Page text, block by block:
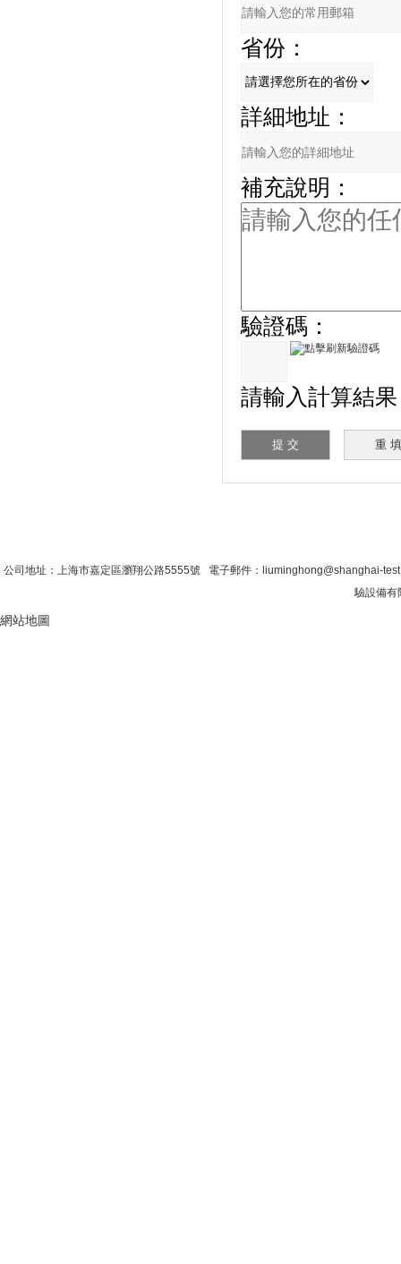
省份：
詳細地址：
補充說明：
驗證碼：
請輸入計算結果
公司地址：上海市嘉定區瀏翔公路5555號 電子郵件：liuminghong@shanghai-
驗設備有
網站地圖